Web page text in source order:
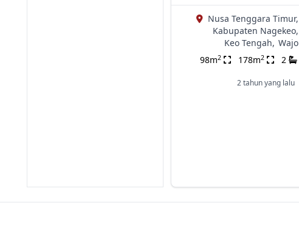
Nusa Tenggara Timur,
Kabupaten Nagekeo,
Keo Tengah, Wajo
98m2 178m2 2
2 tahun yang lalu